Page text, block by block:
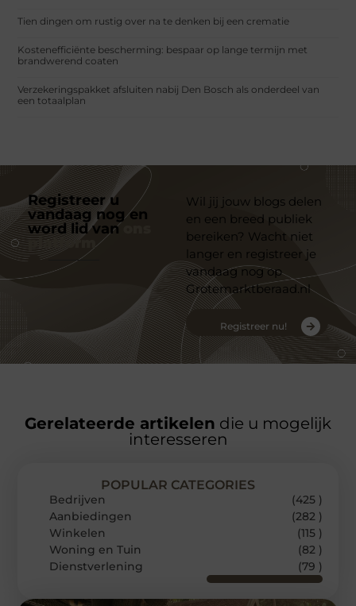
Tien dingen om rustig over na te denken bij een crematie
Kostenefficiënte bescherming: bespaar op lange termijn met
brandwerend coaten
Verzekeringspakket afsluiten nabij Den Bosch als onderdeel van
een totaalplan
Registreer u
vandaag nog en
word lid van
platform
Wil jij jouw blogs delen
en een breed publiek
bereiken? Wacht niet
langer en registreer je
vandaag nog op
Grotemarktberaad.nl
Registreer nu!
Gerelateerde artikelen die u mogelijk
interesseren
POPULAR CATEGORIES
Bedrijven
(425 )
Aanbiedingen
(282 )
Winkelen
(115 )
Woning en Tuin
(82 )
Dienstverlening
(79 )